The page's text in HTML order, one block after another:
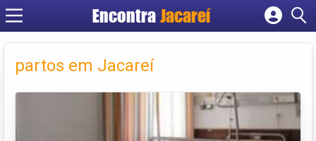
Encontra Jacareí
Cadastrar empresa
Criar conta
partos em Jacareí